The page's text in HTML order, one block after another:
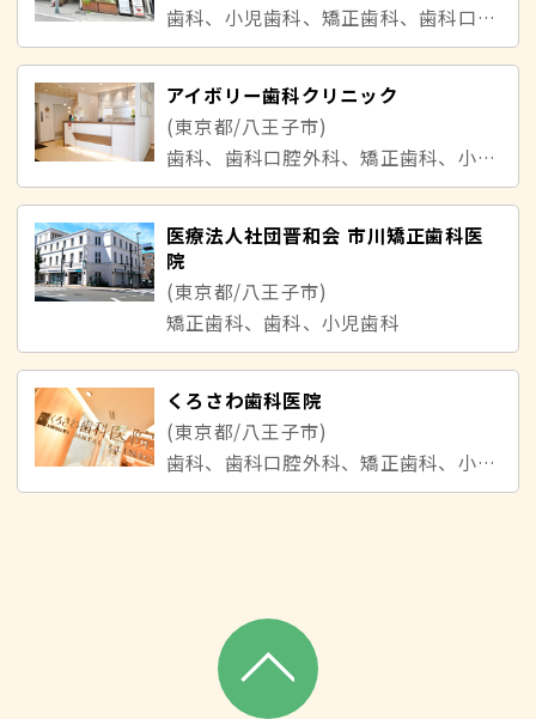
歯科、小児歯科、矯正歯科、歯科口腔外科
アイボリー歯科クリニック
(東京都/八王子市)
歯科、歯科口腔外科、矯正歯科、小児歯科
医療法人社団晋和会 市川矯正歯科医
院
(東京都/八王子市)
矯正歯科、歯科、小児歯科
くろさわ歯科医院
(東京都/八王子市)
歯科、歯科口腔外科、矯正歯科、小児歯科